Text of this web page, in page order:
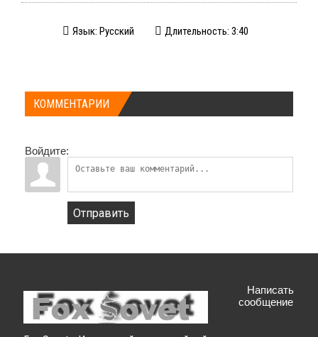
Язык: Русский Длительность: 3:40
КОММЕНТАРИИ
Войдите:
Отправить
Написать
сообщение